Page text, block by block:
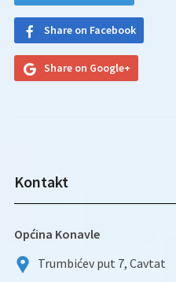
Share on Facebook
Share on Google+
Kontakt
Općina Konavle
Trumbićev put 7, Cavtat